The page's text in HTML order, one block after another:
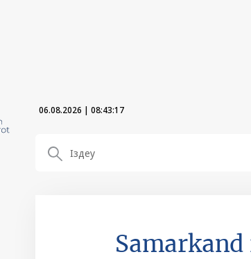
06.08.2026 | 08:43:18